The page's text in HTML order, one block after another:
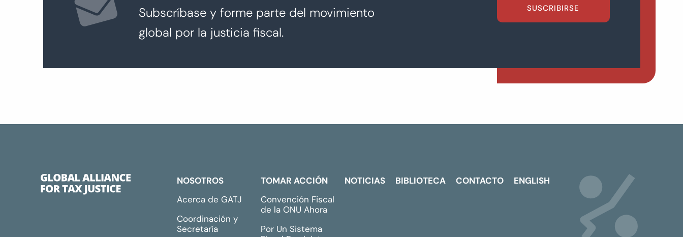
Subscríbase y forme parte del movimiento
global por la justicia fiscal.
SUSCRIBIRSE
NOSOTROS
Acerca de GATJ
Coordinación y
Secretaría
TOMAR ACCIÓN
Convención Fiscal
de la ONU Ahora
Por Un Sistema
NOTICIAS BIBLIOTECA CONTACTO ENGLISH